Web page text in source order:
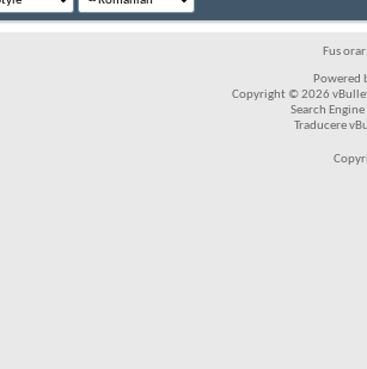
Fus
Powered
Copyright © 2026
Search
Traducere